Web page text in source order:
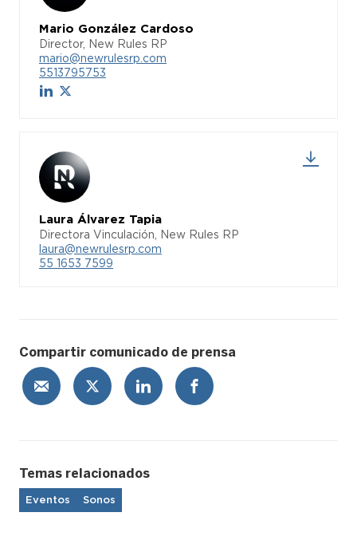
Mario González Cardoso
Director, New Rules RP
mario@newrulesrp.com
5513795753
Laura Álvarez Tapia
Directora Vinculación, New Rules RP
laura@newrulesrp.com
55 1653 7599
Compartir comunicado de prensa
Temas relacionados
Eventos Sonos